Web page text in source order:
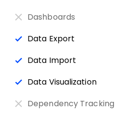
Dashboards
Data Export
Data Import
Data Visualization
Dependency Tracking